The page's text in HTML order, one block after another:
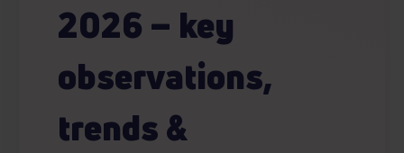
2026 – key
observations,
trends &